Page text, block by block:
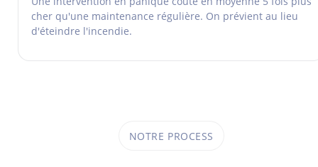
cher qu'une maintenance régulière. On prévient au lieu
d'éteindre l'incendie.
NOTRE PROCESS